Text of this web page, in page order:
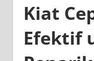
Kiat
Efektif